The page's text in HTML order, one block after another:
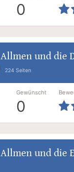
0
Allmen und die
224 Seiten
Gewünscht
0
Allmen und die